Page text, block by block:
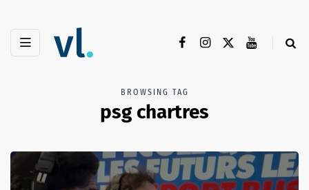
BROWSING TAG
psg chartres